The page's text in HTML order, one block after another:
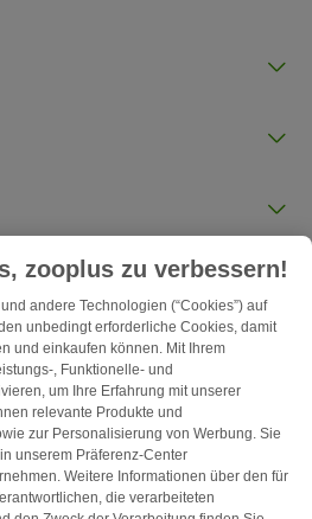
zooplus zu verbessern!
andere Technologien (“Cookies”) auf
unbedingt erforderliche Cookies, damit
und einkaufen können. Mit Ihrem
, Funktionelle- und
um Ihre Erfahrung mit unserer
relevante Produkte und
zur Personalisierung von Werbung. Sie
unserem Präferenz-Center
Weitere Informationen über den für
die verarbeiteten